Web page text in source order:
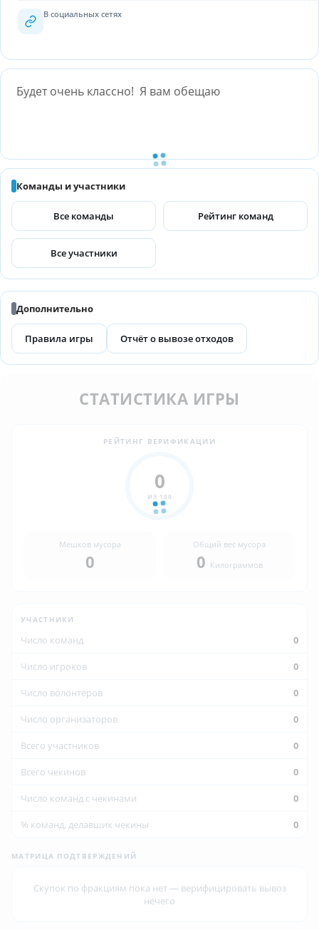
В социальных сетях
Будет очень классно! Я вам обещаю
Команды и участники
Все команды Рейтинг команд
Все участники
Дополнительно
Правила игры Отчёт о вывозе отходов
СТАТИСТИКА ИГРЫ
РЕЙТИНГ ВЕРИФИКАЦИИ
0
ИЗ 100
Мешков мусора
0
Общий вес мусора
0 Килограммов
УЧАСТНИКИ
Число команд 0
Число игроков 0
Число волонтеров 0
Число организаторов 0
Всего участников 0
Всего чекинов 0
Число команд с чекинами 0
% команд, делавших чекины 0
МАТРИЦА ПОДТВЕРЖДЕНИЙ
Скупок по фракциям пока нет — верифицировать вывоз
нечего